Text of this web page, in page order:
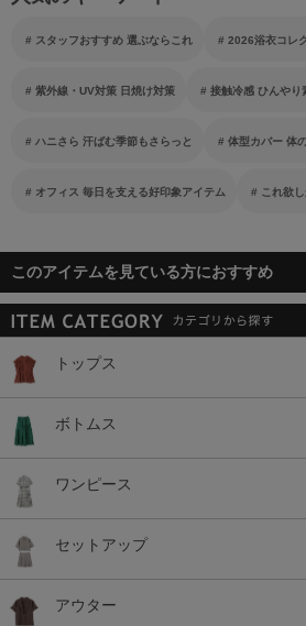
スタッフおすすめ 選ぶならこれ 2026浴衣コレ
紫外線・UV対策 日焼け対策 接触冷感 ひんやり
ハニさら 汗ばむ季節もさらっと 体型カバー 体
オフィス 毎日を支える好印象アイテム これ欲
このアイテムを見ている方におすすめ
トップス
ボトムス
ワンピース
セットアップ
アウター